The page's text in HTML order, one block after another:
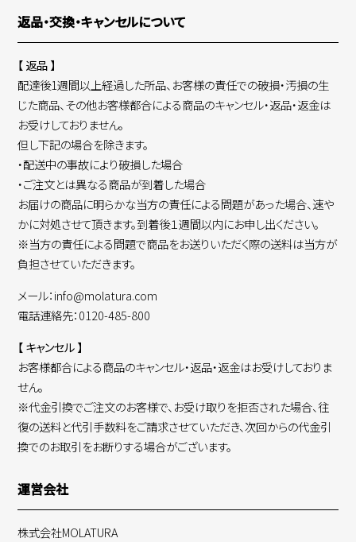
返品・交換・キャンセルについて
【 返品 】
配達後1週間以上経過した所品、お客様の責任での破損・汚損の生
じた商品、その他お客様都合による商品のキャンセル・返品・返金は
お受けしておりません。
但し下記の場合を除きます。
・配送中の事故により破損した場合
・ご注文とは異なる商品が到着した場合
お届けの商品に明らかな当方の責任による問題があった場合、速や
かに対処させて頂きます。到着後１週間以内にお申し出ください。
※当方の責任による問題で商品をお送りいただく際の送料は当方が
負担させていただきます。
メール：info@molatura.com
電話連絡先：0120-485-800
【 キャンセル 】
お客様都合による商品のキャンセル・返品・返金はお受けしておりま
せん。
※代金引換でご注文のお客様で、お受け取りを拒否された場合、往
復の送料と代引手数料をご請求させていただき、次回からの代金引
換でのお取引をお断りする場合がございます。
運営会社
株式会社MOLATURA